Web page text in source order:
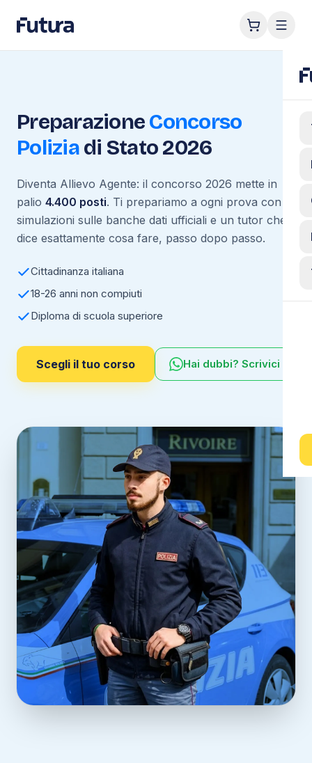
PreparazioneConcorso
Poliziadi Stato 2026
Diventa Allievo Agente: il concorso 2026 mette in
palio 4.400 posti. Ti prepariamo a ogni prova con
simulazioni sulle banche dati ufficiali e un tutor che ti
dice esattamente cosa fare, passo dopo passo.
Cittadinanza italiana
18-26 anni non compiuti
Diploma di scuola superiore
Scegli il tuo corso Hai dubbi? Scrivici